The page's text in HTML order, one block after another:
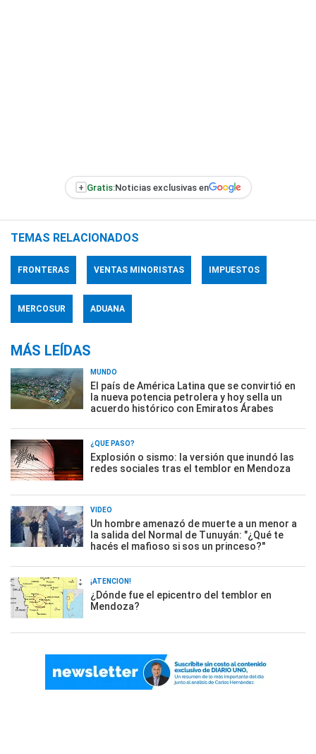
+ Gratis:Noticias exclusivas en
TEMAS RELACIONADOS
FRONTERAS VENTAS MINORISTAS IMPUESTOS
MERCOSUR ADUANA
MÁS LEÍDAS
MUNDO
El país de América Latina que se convirtió en
la nueva potencia petrolera y hoy sella un
acuerdo histórico con Emiratos Árabes
¿QUÉ PASÓ?
Explosión o sismo: la versión que inundó las
redes sociales tras el temblor en Mendoza
VIDEO
Un hombre amenazó de muerte a un menor a
la salida del Normal de Tunuyán: "¿Qué te
hacés el mafioso si sos un princeso?"
¡ATENCIÓN!
¿Dónde fue el epicentro del temblor en
Mendoza?